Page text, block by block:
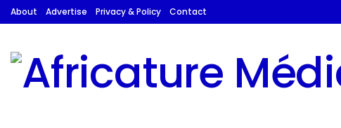
About Advertise Privacy & Policy Contact